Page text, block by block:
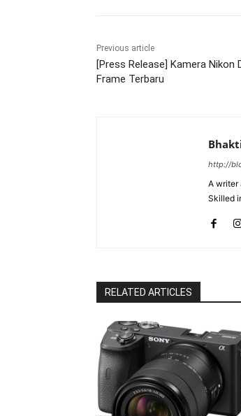
Previous article
[Press Release] Kamera Nikon
Frame Terbaru
http://
A writer
Skilled
RELATED ARTICLES